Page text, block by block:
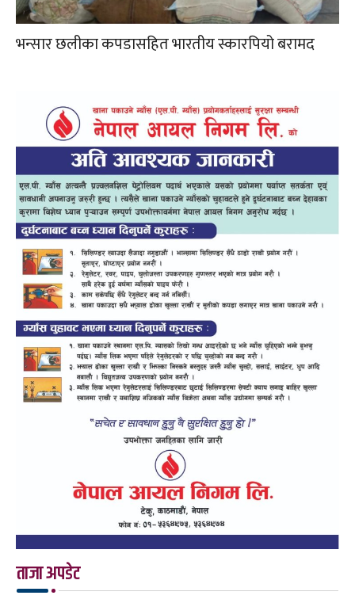
भन्सार छलीका कपडासहित भारतीय स्कारपियो बरामद
ताजा अपडेट